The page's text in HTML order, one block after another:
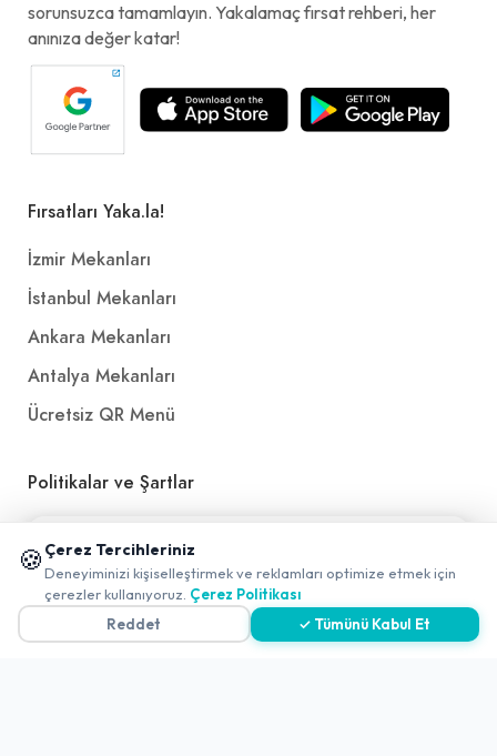
sorunsuzca tamamlayın. Yakalamaç fırsat rehberi, her
anınıza değer katar!
Fırsatları Yaka.la!
İzmir Mekanları
İstanbul Mekanları
Ankara Mekanları
Antalya Mekanları
Ücretsiz QR Menü
Politikalar ve Şartlar
Gizlilik Politikası
Teslimat, İptal ve İade Politikası
Kullanım Koşulları ve Hizmet Politikası
🍪 Çerez Tercihleriniz
Deneyiminizi kişiselleştirmek ve reklamları optimize etmek için
çerezler kullanıyoruz. Çerez Politikası
Reddet
✓ Tümünü Kabul Et
📱 Mobil uygulamamızı keşfedin!
✖